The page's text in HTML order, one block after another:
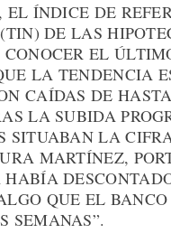
EL ÍNDICE DE
DE LAS
EL
LA TENDENCIA
CAÍDAS DE
LA SUBIDA
SITUABAN LA
MARTÍNEZ,
QUE EL
SEMANAS”.